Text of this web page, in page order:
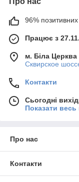
96% позитивних
Працює з
м. Біла Церква
Сквирское
Контакти
Сьогодні
Показати весь
Про нас
Контакти